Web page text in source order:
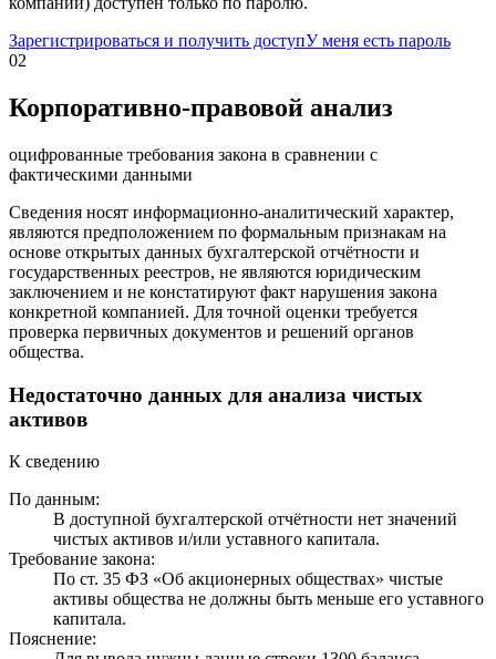
Зарегистрироваться и получить доступУ меня есть пароль
02
Корпоративно-правовой анализ
оцифрованные требования закона в сравнении с
фактическими данными
Сведения носят информационно-аналитический характер,
являются предположением по формальным признакам на
основе открытых данных бухгалтерской отчётности и
государственных реестров, не являются юридическим
заключением и не констатируют факт нарушения закона
конкретной компанией. Для точной оценки требуется
проверка первичных документов и решений органов
общества.
Недостаточно данных для анализа чистых
активов
К сведению
По данным:
В доступной бухгалтерской отчётности нет значений
чистых активов и/или уставного капитала.
Требование закона:
По ст. 35 ФЗ «Об акционерных обществах» чистые
активы общества не должны быть меньше его уставного
капитала.
Пояснение: